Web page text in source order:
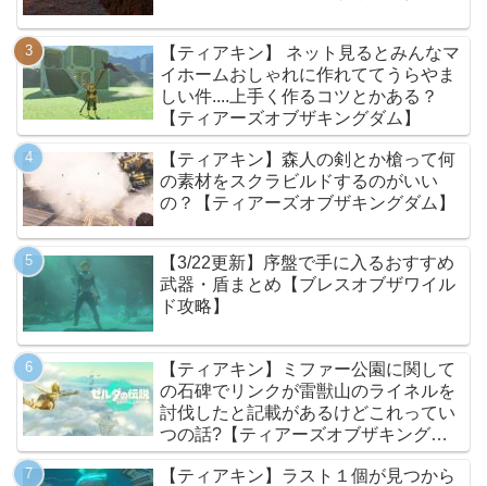
【ティアキン】 ネット見るとみんなマ
イホームおしゃれに作れててうらやま
しい件....上手く作るコツとかある？
【ティアーズオブザキングダム】
【ティアキン】森人の剣とか槍って何
の素材をスクラビルドするのがいい
の？【ティアーズオブザキングダム】
【3/22更新】序盤で手に入るおすすめ
武器・盾まとめ【ブレスオブザワイル
ド攻略】
【ティアキン】ミファー公園に関して
の石碑でリンクが雷獣山のライネルを
討伐したと記載があるけどこれってい
つの話?【ティアーズオブザキングダ
ム】
【ティアキン】ラスト１個が見つから